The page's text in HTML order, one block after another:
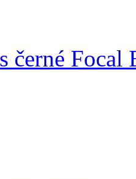
černé Focal